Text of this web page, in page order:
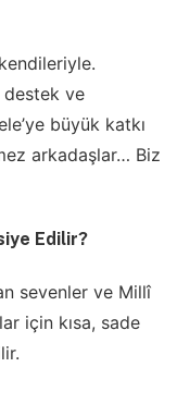
destek ve
büyük katkı
arkadaşlar… Biz
Edilir?
sevenler ve Millî
için kısa, sade